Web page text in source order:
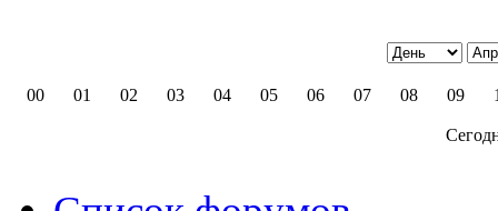
00 01 02 03 04 05 06 07 08 09